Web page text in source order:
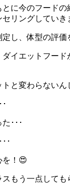
に今のフードの
リングしていき
し、体型の評価
イエットフード
と変わらないん
･･･
･
を！😍
もう一点しても